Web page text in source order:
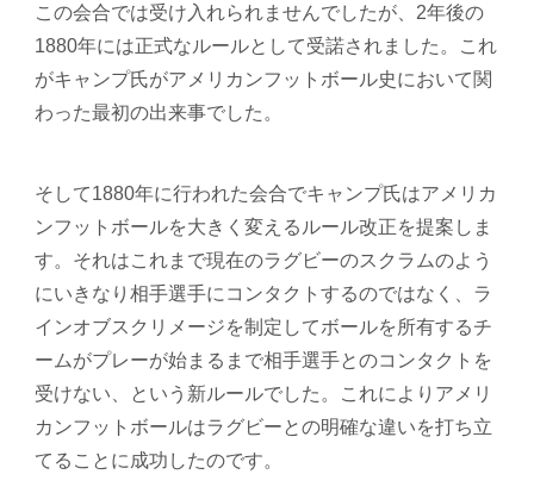
この会合では受け入れられませんでしたが、2年後の
1880年には正式なルールとして受諾されました。これ
がキャンプ氏がアメリカンフットボール史において関
わった最初の出来事でした。
そして1880年に行われた会合でキャンプ氏はアメリカ
ンフットボールを大きく変えるルール改正を提案しま
す。それはこれまで現在のラグビーのスクラムのよう
にいきなり相手選手にコンタクトするのではなく、ラ
インオブスクリメージを制定してボールを所有するチ
ームがプレーが始まるまで相手選手とのコンタクトを
受けない、という新ルールでした。これによりアメリ
カンフットボールはラグビーとの明確な違いを打ち立
てることに成功したのです。